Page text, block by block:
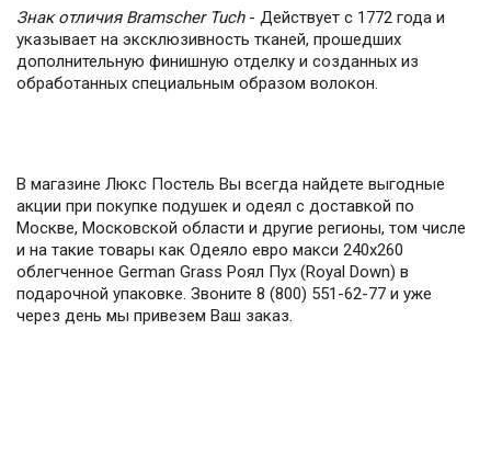
Знак отличия Bramscher Tuch- Действует с 1772 года и
указывает на эксклюзивность тканей, прошедших
дополнительную финишную отделку и созданных из
обработанных специальным образом волокон.
В магазине Люкс Постель Вы всегда найдете выгодные
акции при покупке подушек и одеял с доставкой по
Москве, Московской области и другие регионы, том числе
и на такие товары как Одеяло евро макси 240х260
облегченное German Grass Роял Пух (Royal Down) в
подарочной упаковке. Звоните 8 (800) 551-62-77 и уже
через день мы привезем Ваш заказ.